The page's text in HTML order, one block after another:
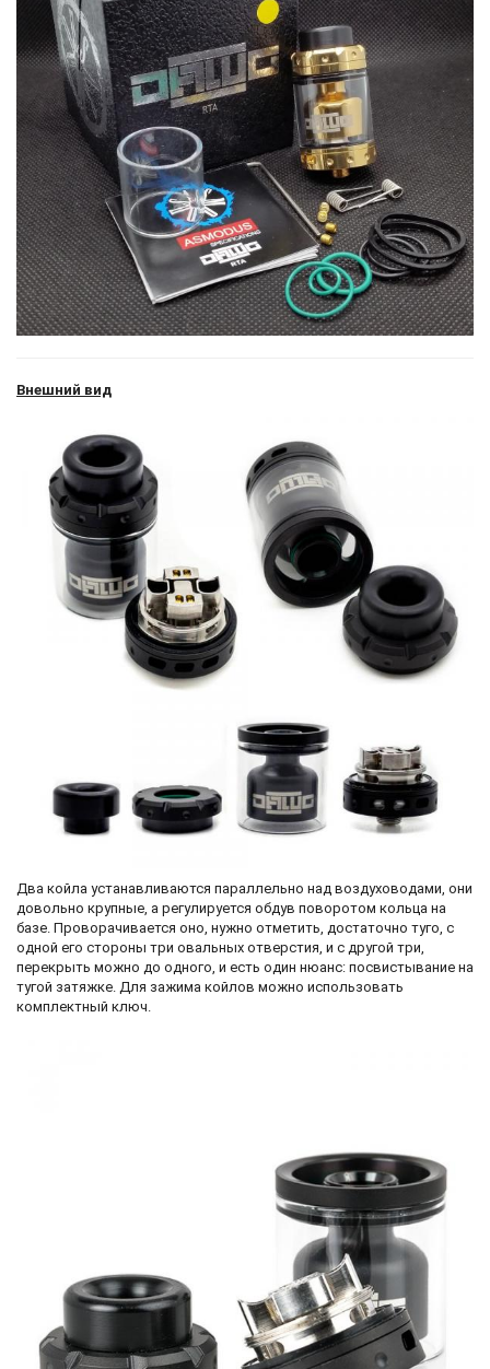
Внешний вид
Два койла устанавливаются параллельно над воздуховодами, они
довольно крупные, а регулируется обдув поворотом кольца на
базе. Проворачивается оно, нужно отметить, достаточно туго, с
одной его стороны три овальных отверстия, и с другой три,
перекрыть можно до одного, и есть один нюанс: посвистывание на
тугой затяжке. Для зажима койлов можно использовать
комплектный ключ.